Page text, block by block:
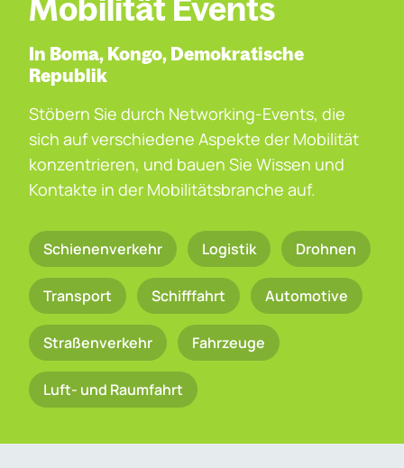
Mobilität Events
In Boma, Kongo, Demokratische
Republik
Stöbern Sie durch Networking-Events, die
sich auf verschiedene Aspekte der Mobilität
konzentrieren, und bauen Sie Wissen und
Kontakte in der Mobilitätsbranche auf.
Schienenverkehr Logistik Drohnen
Transport Schifffahrt Automotive
Straßenverkehr Fahrzeuge
Luft- und Raumfahrt